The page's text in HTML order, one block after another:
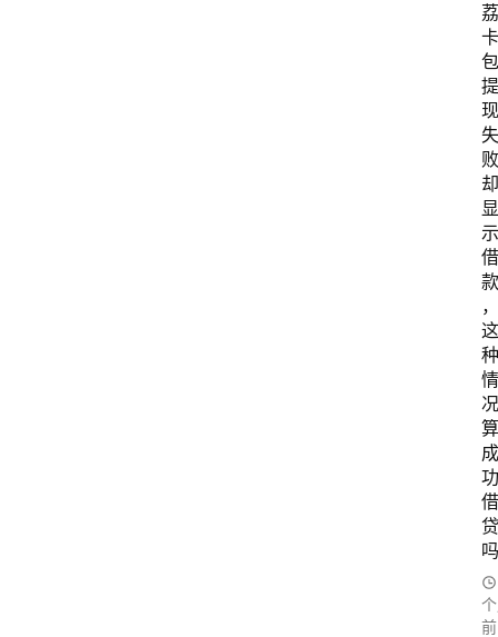
荔
卡
包
提
现
失
败
却
显
示
借
款
，
这
种
情
况
算
成
功
借
贷
吗
前